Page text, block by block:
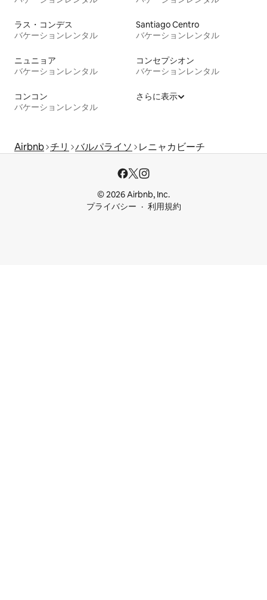
ラス・コンデス
バケーションレンタル
Santiago Centro
バケーションレンタル
ニュニョア
バケーションレンタル
コンセプシオン
バケーションレンタル
コンコン
バケーションレンタル
さらに表示
Airbnb チリ バルパライソ レニャカビーチ
© 2026 Airbnb, Inc.
プライバシー
利用規約